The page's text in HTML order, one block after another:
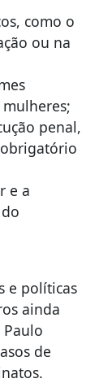
como o
ou na
penal,
e a
e políticas
ainda
Paulo
de